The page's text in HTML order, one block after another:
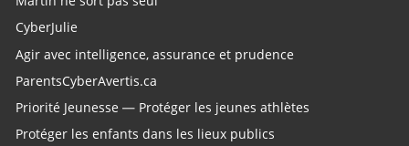
CyberJulie
Agir avec intelligence, assurance et prudence
ParentsCyberAvertis.ca
Priorité Jeunesse — Protéger les jeunes athlètes
Protéger les enfants dans les lieux publics